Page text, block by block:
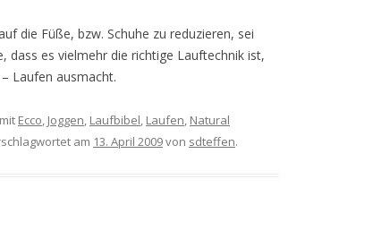
die Füße, bzw. Schuhe zu reduzieren, sei
dass es vielmehr die richtige Lauftechnik ist,
Laufen ausmacht.
Ecco, Joggen, Laufbibel, Laufen, Natural
am 13. April 2009von sdteffen.